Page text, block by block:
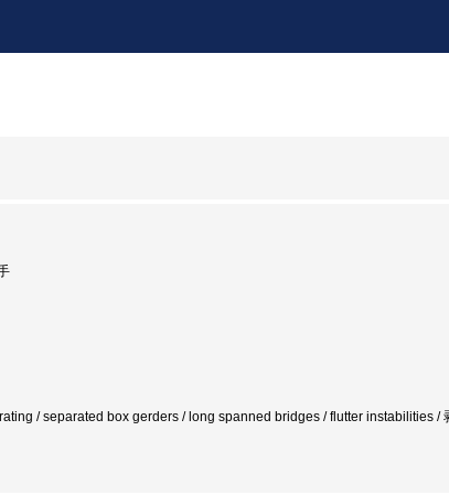
/ separated box gerders / long spanned bridges / flutter instabilities /